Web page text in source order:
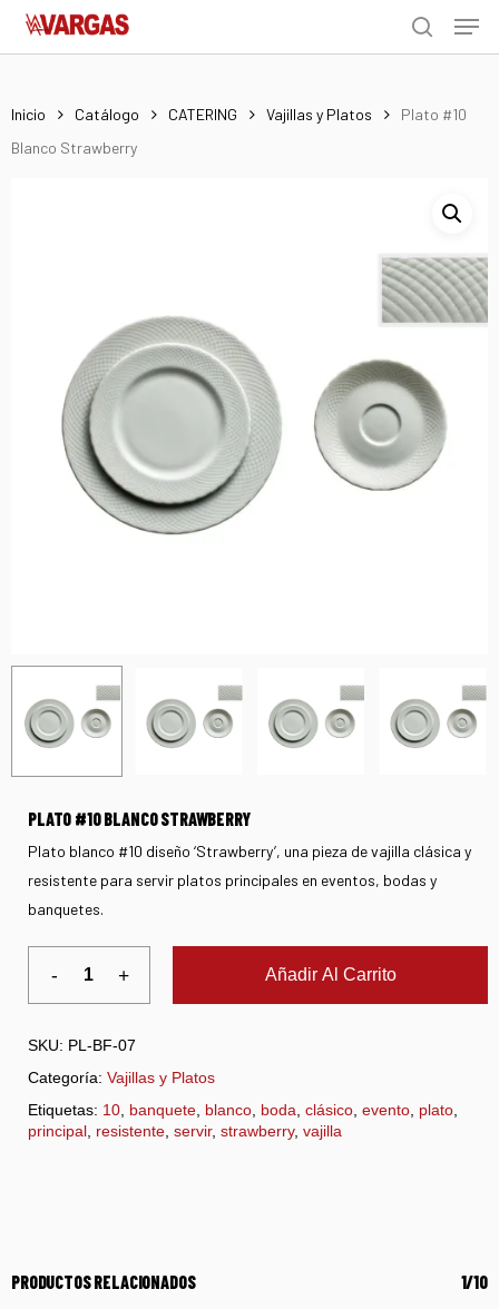
Skip
search
Menu
Inicio Catálogo CATERING Vajillas y Platos
Plato #10
Blanco Strawberry
PLATO #10 BLANCO STRAWBERRY
Plato blanco #10 diseño ‘Strawberry’, una pieza de vajilla clásica y
resistente para servir platos principales en eventos, bodas y
banquetes.
Añadir Al Carrito
SKU: PL-BF-07
Categoría: Vajillas y Platos
Etiquetas: 10 banquete blanco boda clásico evento plato
principal resistente servir, strawberry, vajilla
PRODUCTOS RELACIONADOS 1/10